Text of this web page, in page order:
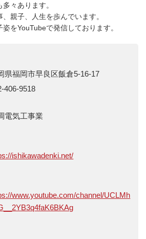
々あります。
親子、人生を歩んでいます。
県福岡市早良区飯倉5-16-17
406-9518
電気工事業
ishikawadenki.net/
www.youtube.com/channel/UCLMh